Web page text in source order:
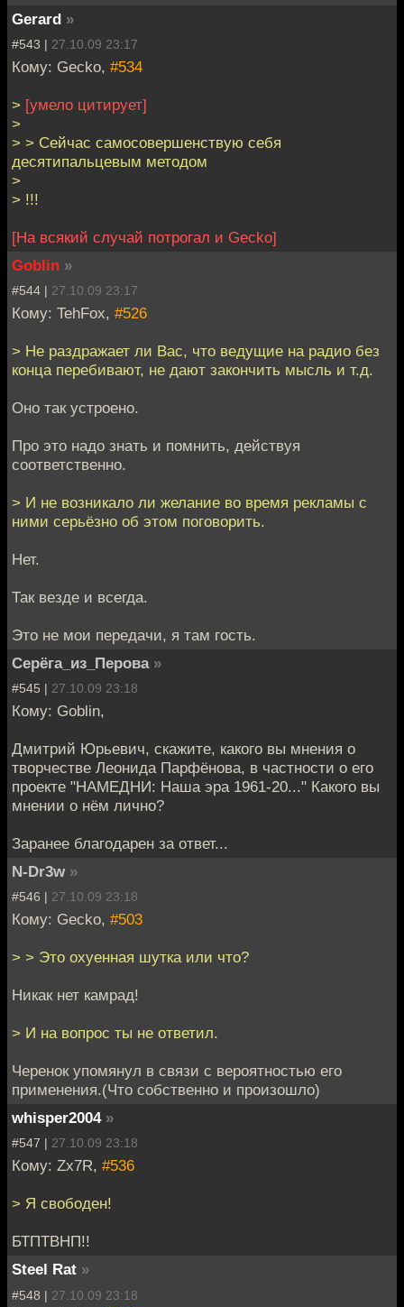
Gerard »
#543 | 27.10.09 23:17
Кому: Gecko, #534
> [умело цитирует]
>
> > Сейчас самосовершенствую себя
десятипальцевым методом
>
> !!!
[На всякий случай потрогал и Gecko]
Goblin »
#544 | 27.10.09 23:17
Кому: TehFox, #526
> Не раздражает ли Вас, что ведущие на радио без
конца перебивают, не дают закончить мысль и т.д.
Оно так устроено.
Про это надо знать и помнить, действуя
соответственно.
> И не возникало ли желание во время рекламы с
ними серьёзно об этом поговорить.
Нет.
Так везде и всегда.
Это не мои передачи, я там гость.
Серёга_из_Перова »
#545 | 27.10.09 23:18
Кому: Goblin,
Дмитрий Юрьевич, скажите, какого вы мнения о
творчестве Леонида Парфёнова, в частности о его
проекте "НАМЕДНИ: Наша эра 1961-20..." Какого вы
мнении о нём лично?
Заранее благодарен за ответ...
N-Dr3w »
#546 | 27.10.09 23:18
Кому: Gecko, #503
> > Это охуенная шутка или что?
Никак нет камрад!
> И на вопрос ты не ответил.
Черенок упомянул в связи с вероятностью его
применения.(Что собственно и произошло)
whisper2004 »
#547 | 27.10.09 23:18
Кому: Zx7R, #536
> Я свободен!
БТПТВНП!!
Steel Rat »
#548 | 27.10.09 23:18